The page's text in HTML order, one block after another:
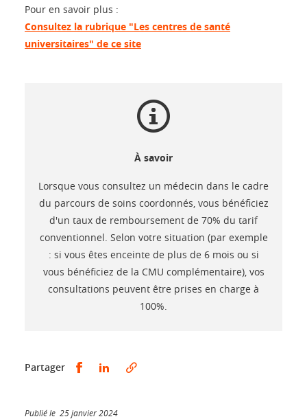
Pour en savoir plus :
Consultez la rubrique "Les centres de santé
universitaires" de ce site
À savoir
Lorsque vous consultez un médecin dans le cadre
du parcours de soins coordonnés, vous bénéficiez
d'un taux de remboursement de 70% du tarif
conventionnel. Selon votre situation (par exemple
: si vous êtes enceinte de plus de 6 mois ou si
vous bénéficiez de la CMU complémentaire), vos
consultations peuvent être prises en charge à
100%.
Partager Partager sur Facebook
Partager sur LinkedIn
Publié le 25 janvier 2024